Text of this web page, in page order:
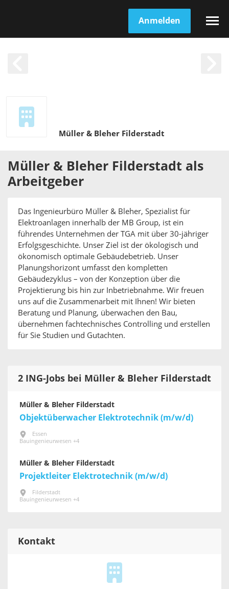
Anmelden
Müller & Bleher Filderstadt
Müller & Bleher Filderstadt als
Arbeitgeber
Das Ingenieurbüro Müller & Bleher, Spezialist für
Elektroanlagen innerhalb der MB Group, ist ein
führendes Unternehmen der TGA mit über 30-jähriger
Erfolgsgeschichte. Unser Ziel ist der ökologisch und
ökonomisch optimale Gebäudebetrieb. Unser
Planungshorizont umfasst den kompletten
Gebäudezyklus – von der Konzeption über die
Projektierung bis hin zur Inbetriebnahme. Wir freuen
uns auf die Zusammenarbeit mit Ihnen! Wir bieten
Beratung und Planung, überwachen den Bau,
übernehmen fachtechnisches Controlling und erstellen
für Sie Studien und Gutachten.
2 ING-Jobs bei Müller & Bleher Filderstadt
Müller & Bleher Filderstadt
Objektüberwacher Elektrotechnik (m/w/d)
Essen
Bauingenieurwesen +4
Müller & Bleher Filderstadt
Projektleiter Elektrotechnik (m/w/d)
Filderstadt
Bauingenieurwesen +4
Kontakt